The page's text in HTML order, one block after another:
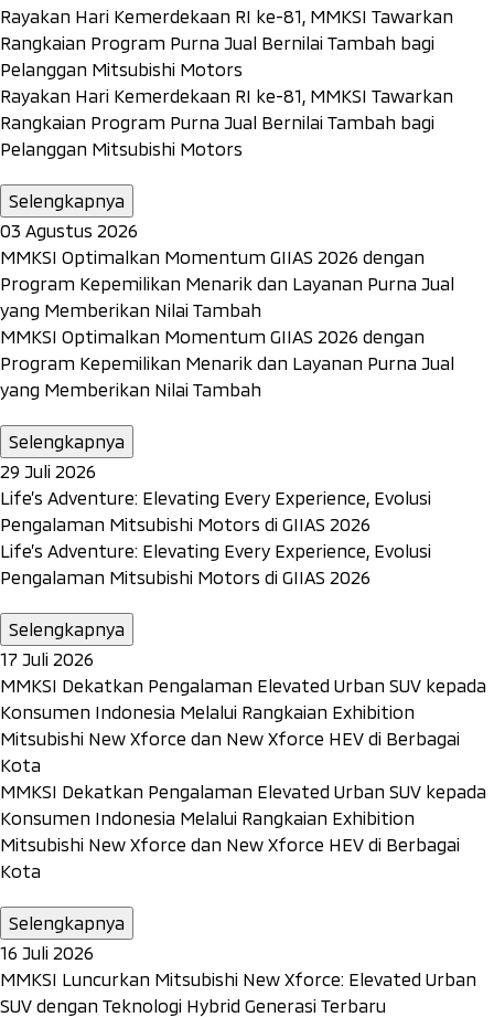
Rayakan Hari Kemerdekaan RI ke-81, MMKSI Tawarkan
Rangkaian Program Purna Jual Bernilai Tambah bagi
Pelanggan Mitsubishi Motors
Rayakan Hari Kemerdekaan RI ke-81, MMKSI Tawarkan
Rangkaian Program Purna Jual Bernilai Tambah bagi
Pelanggan Mitsubishi Motors
Selengkapnya
03 Agustus 2026
MMKSI Optimalkan Momentum GIIAS 2026 dengan
Program Kepemilikan Menarik dan Layanan Purna Jual
yang Memberikan Nilai Tambah
MMKSI Optimalkan Momentum GIIAS 2026 dengan
Program Kepemilikan Menarik dan Layanan Purna Jual
yang Memberikan Nilai Tambah
Selengkapnya
29 Juli 2026
Life’s Adventure: Elevating Every Experience, Evolusi
Pengalaman Mitsubishi Motors di GIIAS 2026
Life’s Adventure: Elevating Every Experience, Evolusi
Pengalaman Mitsubishi Motors di GIIAS 2026
Selengkapnya
17 Juli 2026
MMKSI Dekatkan Pengalaman Elevated Urban SUV kepada
Konsumen Indonesia Melalui Rangkaian Exhibition
Mitsubishi New Xforce dan New Xforce HEV di Berbagai
Kota
MMKSI Dekatkan Pengalaman Elevated Urban SUV kepada
Konsumen Indonesia Melalui Rangkaian Exhibition
Mitsubishi New Xforce dan New Xforce HEV di Berbagai
Kota
Selengkapnya
16 Juli 2026
MMKSI Luncurkan Mitsubishi New Xforce: Elevated Urban
SUV dengan Teknologi Hybrid Generasi Terbaru